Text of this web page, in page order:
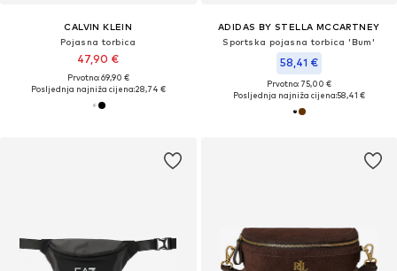
CALVIN KLEIN
Pojasna torbica
47,90 €
Prvotno: 69,90 €
Posljednja najniža cijena:28,74 €
ADIDAS BY STELLA MCCARTNEY
Sportska pojasna torbica 'Bum'
58,41 €
Prvotno: 75,00 €
Posljednja najniža cijena:58,41 €